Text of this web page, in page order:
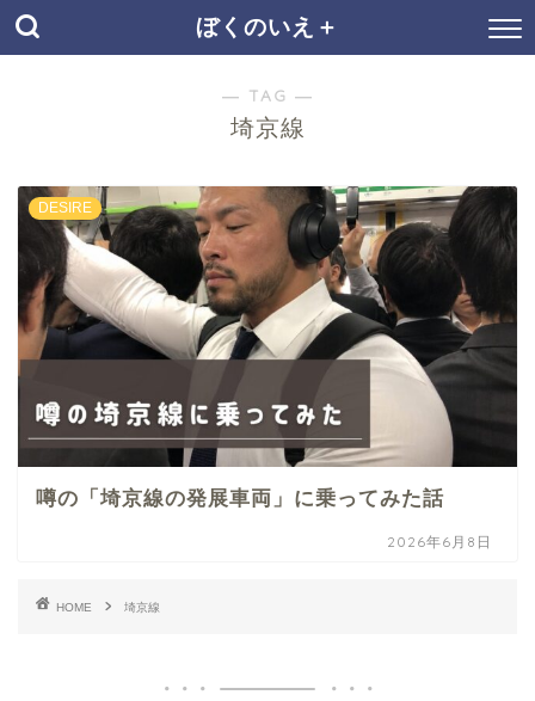
ぼくのいえ＋
― TAG ―
埼京線
DESIRE
噂の「埼京線の発展車両」に乗ってみた話
2026年6月8日
HOME 埼京線